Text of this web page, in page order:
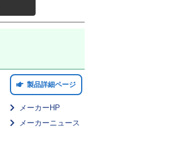
製品詳細ページ
メーカーHP
メーカーニュース